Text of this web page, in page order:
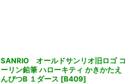
SANRIO オールドサンリオ旧ロゴ コ
ーリン鉛筆 ハローキティ かきかたえ
んぴつB １ダース [B409]